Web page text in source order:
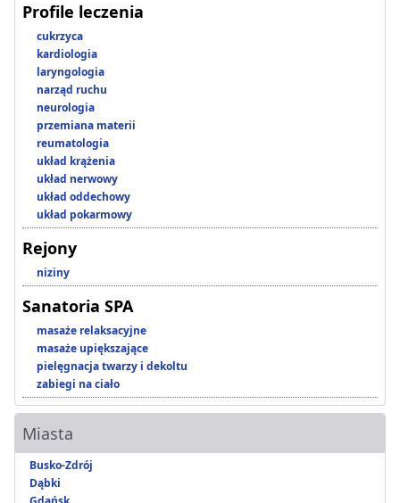
Profile leczenia
cukrzyca
kardiologia
laryngologia
narząd ruchu
neurologia
przemiana materii
reumatologia
układ krążenia
układ nerwowy
układ oddechowy
układ pokarmowy
Rejony
niziny
Sanatoria SPA
masaże relaksacyjne
masaże upiększające
pielęgnacja twarzy i dekoltu
zabiegi na ciało
Miasta
Busko-Zdrój
Dąbki